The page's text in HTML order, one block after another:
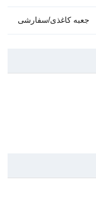
جعبه کاغذی/سفارشی